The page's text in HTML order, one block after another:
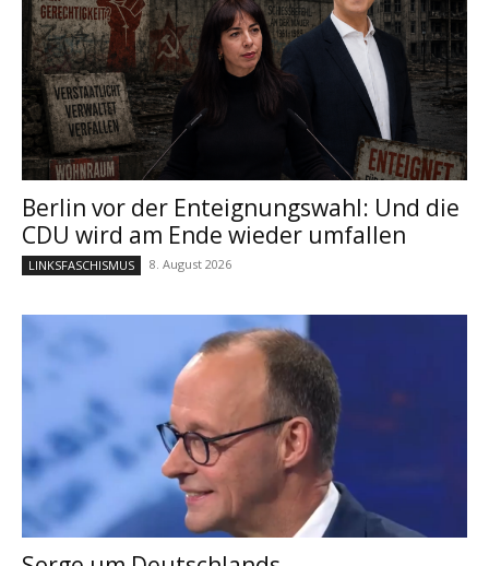
Berlin vor der Enteignungswahl: Und die
CDU wird am Ende wieder umfallen
LINKSFASCHISMUS 8. August 2026